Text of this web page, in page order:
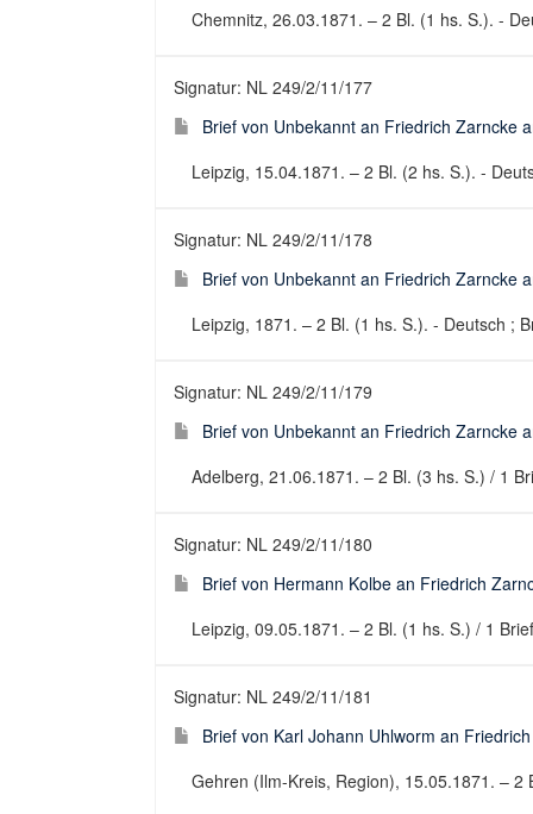
Chemnitz, 26.03.1871. – 2 Bl. (1 hs. S.). -
Signatur: NL 249/2/11/177
Brief von Unbekannt an Friedrich Zarncke
Leipzig, 15.04.1871. – 2 Bl. (2 hs. S.). -
Signatur: NL 249/2/11/178
Brief von Unbekannt an Friedrich Zarncke
Leipzig, 1871. – 2 Bl. (1 hs. S.). - Deutsch ;
Signatur: NL 249/2/11/179
Brief von Unbekannt an Friedrich Zarncke
Adelberg, 21.06.1871. – 2 Bl. (3 hs. S.) / 1
Signatur: NL 249/2/11/180
Brief von Hermann Kolbe an Friedrich
Leipzig, 09.05.1871. – 2 Bl. (1 hs. S.) / 1
Signatur: NL 249/2/11/181
Brief von Karl Johann Uhlworm an
Gehren (Ilm-Kreis, Region), 15.05.1871. –